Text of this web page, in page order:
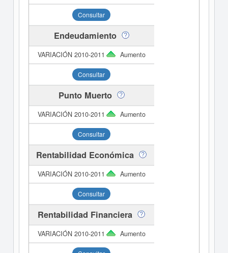
Consultar
Endeudamiento
Aumento
Consultar
Punto Muerto
Aumento
Consultar
Rentabilidad Económica
Aumento
Consultar
Rentabilidad Financiera
Aumento